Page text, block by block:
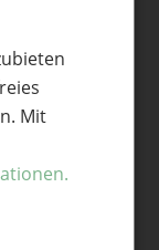
der Erste und
Mit